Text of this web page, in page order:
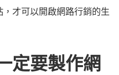
才可以開啟網路行銷的生
定要製作網